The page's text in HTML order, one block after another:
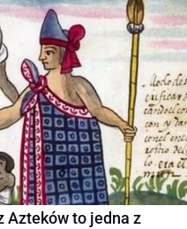
Azteków to jedna z